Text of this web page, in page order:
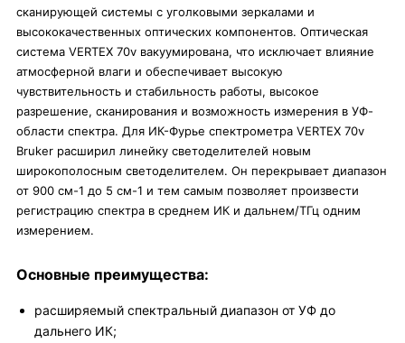
сканирующей системы с уголковыми зеркалами и
высококачественных оптических компонентов. Оптическая
система VERTEX 70v вакуумирована, что исключает влияние
атмосферной влаги и обеспечивает высокую
чувствительность и стабильность работы, высокое
разрешение, сканирования и возможность измерения в УФ-
области спектра. Для ИК-Фурье спектрометра VERTEX 70v
Bruker расширил линейку светоделителей новым
широкополосным светоделителем. Он перекрывает диапазон
от 900 см-1 до 5 см-1 и тем самым позволяет произвести
регистрацию спектра в среднем ИК и дальнем/ТГц одним
измерением.
Основные преимущества:
расширяемый спектральный диапазон от УФ до
дальнего ИК;